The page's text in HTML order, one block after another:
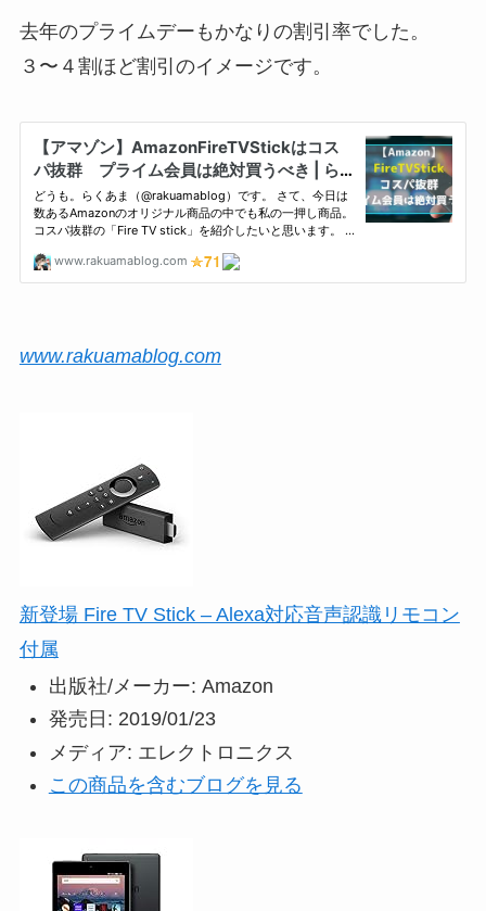
去年のプライムデーもかなりの割引率でした。
３〜４割ほど割引のイメージです。
www.rakuamablog.com
新登場 Fire TV Stick – Alexa対応音声認識リモコン
付属
出版社/メーカー: Amazon
発売日: 2019/01/23
メディア: エレクトロニクス
この商品を含むブログを見る